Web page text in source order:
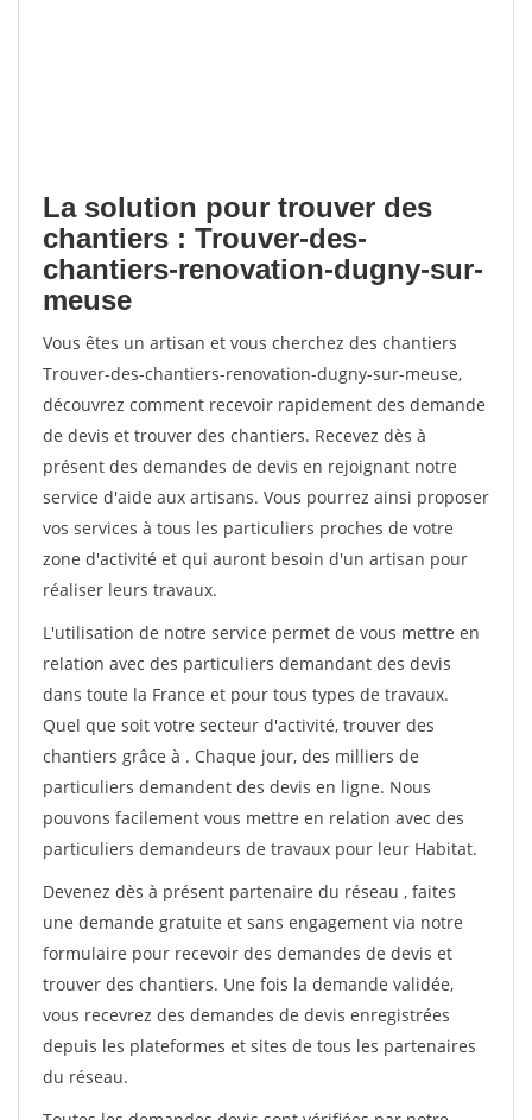
La solution pour trouver des
chantiers : Trouver-des-
chantiers-renovation-dugny-sur-
meuse
Vous êtes un artisan et vous cherchez des chantiers
Trouver-des-chantiers-renovation-dugny-sur-meuse,
découvrez comment recevoir rapidement des demande
de devis et trouver des chantiers. Recevez dès à
présent des demandes de devis en rejoignant notre
service d'aide aux artisans. Vous pourrez ainsi proposer
vos services à tous les particuliers proches de votre
zone d'activité et qui auront besoin d'un artisan pour
réaliser leurs travaux.
L'utilisation de notre service permet de vous mettre en
relation avec des particuliers demandant des devis
dans toute la France et pour tous types de travaux.
Quel que soit votre secteur d'activité, trouver des
chantiers grâce à . Chaque jour, des milliers de
particuliers demandent des devis en ligne. Nous
pouvons facilement vous mettre en relation avec des
particuliers demandeurs de travaux pour leur Habitat.
Devenez dès à présent partenaire du réseau , faites
une demande gratuite et sans engagement via notre
formulaire pour recevoir des demandes de devis et
trouver des chantiers. Une fois la demande validée,
vous recevrez des demandes de devis enregistrées
depuis les plateformes et sites de tous les partenaires
du réseau.